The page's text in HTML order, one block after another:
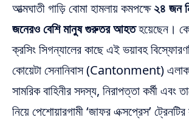
আত্মঘাতী গাড়ি বোমা হামলায় কমপক্ষে২৪ জন
জনেরও বেশি মানুষ গুরুতর আহতহয়েছেন।
ক্রসিং সিগন্যালের কাছে এই ভয়াবহ
কোয়েটা সেনানিবাস (Cantonment)
সামরিক বাহিনীর সদস্য, নিরাপত্তা কর্মী এবং
নিয়ে পেশোয়ারগামী ‘জাফর এক্সপ্রেস’